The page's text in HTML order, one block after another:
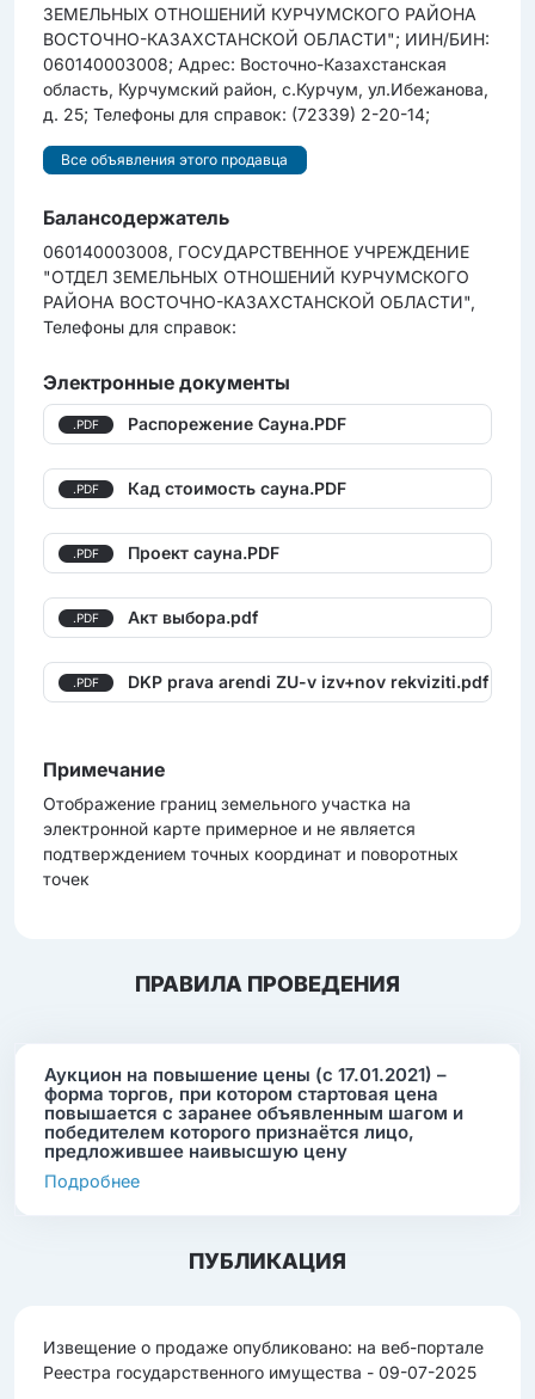
ЗЕМЕЛЬНЫХ ОТНОШЕНИЙ КУРЧУМСКОГО РАЙОНА
ВОСТОЧНО-КАЗАХСТАНСКОЙ ОБЛАСТИ"; ИИН/БИН:
060140003008; Адрес: Восточно-Казахстанская
область, Курчумский район, с.Курчум, ул.Ибежанова,
д. 25; Телефоны для справок: (72339) 2-20-14;
Все объявления этого продавца
Балансодержатель
060140003008, ГОСУДАРСТВЕННОЕ УЧРЕЖДЕНИЕ
"ОТДЕЛ ЗЕМЕЛЬНЫХ ОТНОШЕНИЙ КУРЧУМСКОГО
РАЙОНА ВОСТОЧНО-КАЗАХСТАНСКОЙ ОБЛАСТИ",
Телефоны для справок:
Электронные документы
.PDF Распорежение Сауна.PDF
.PDF Кад стоимость сауна.PDF
.PDF Проект сауна.PDF
.PDF Акт выбора.pdf
.PDF DKP prava arendi ZU-v izv+nov rekviziti.pdf
Примечание
Отображение границ земельного участка на
электронной карте примерное и не является
подтверждением точных координат и поворотных
точек
ПРАВИЛА ПРОВЕДЕНИЯ
Аукцион на повышение цены (с 17.01.2021) –
форма торгов, при котором стартовая цена
повышается с заранее объявленным шагом и
победителем которого признаётся лицо,
предложившее наивысшую цену
Подробнее
ПУБЛИКАЦИЯ
Извещение о продаже опубликовано: на веб-портале
Реестра государственного имущества - 09-07-2025